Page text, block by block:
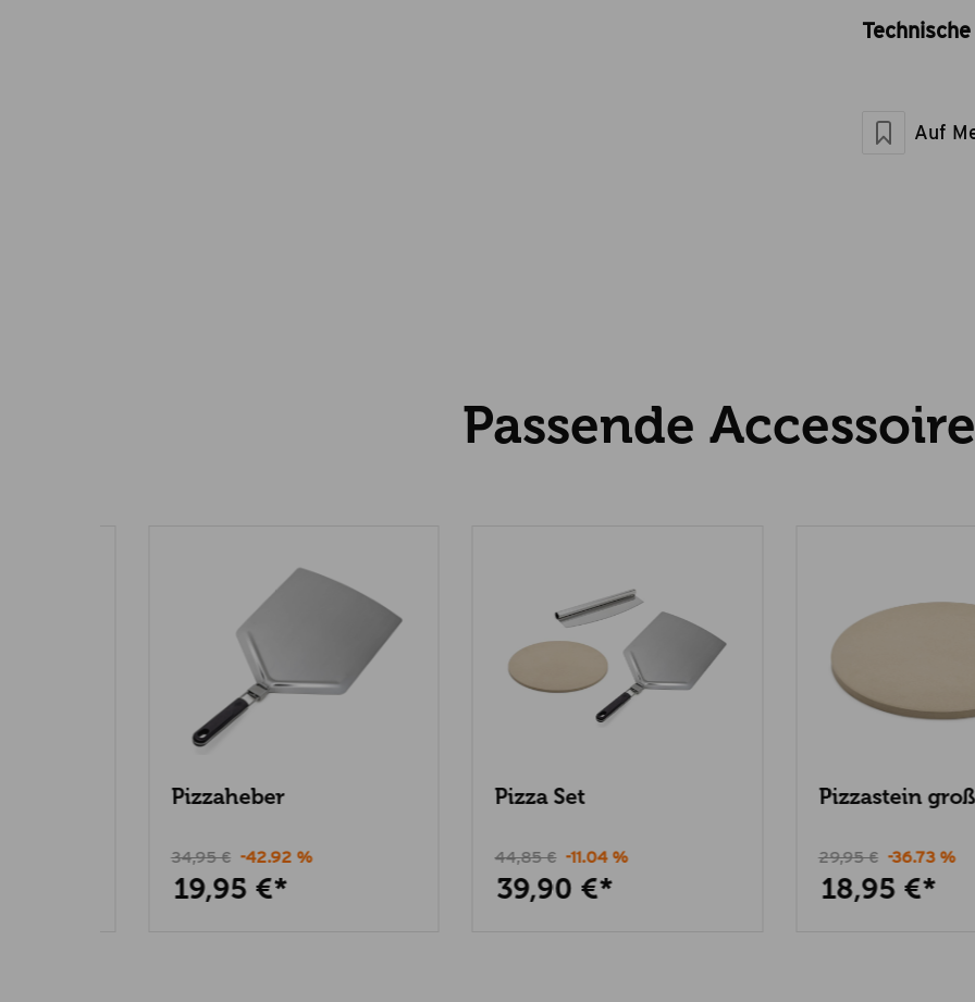
MaterialAuf
Passende
Pizzaheber
19,95 €*
34,95 € -42.92 %
Pizza Set
39,90 €*
44,85 € -11.04 %
Pizzastein groß
18,95 €*
29,95 € -36.73 %